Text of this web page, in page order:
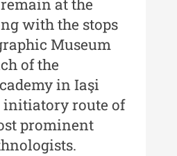
de mediere
de mediere
at the
with the stops
Museum
of the
in Iaşi
initiatory route of
prominent